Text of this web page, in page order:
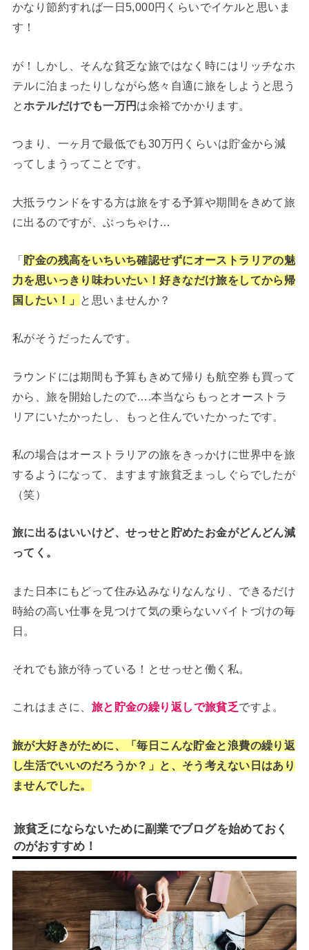
かなり節約すれば一日5,000円くらいでイケルと思いま
す！
が！しかし、そんな貧乏な旅ではなく時にはリッチなホ
テルに泊まったりしながら悠々自適に旅をしようと思う
とホテルだけでも一万円 は余裕でかかります。
つまり、一ヶ月で最低でも30万円くらいは貯金から減
ってしまうってことです。
大抵ラウンドをする方は旅をする予算や期間をきめて旅
に出るのですが、ぶっちゃけ…
「貯金の残高をいちいち確認せずにオーストラリアの魅
力を思いっきり味わいたい！好きなだけ旅をしてから帰
国したい！」 と思いませんか？
私がそうだったんです。
ラウンドには期間も予算もきめて帰りも航空券も買って
から、旅を開始したので….本当ならもっとオーストラ
リアにいたかったし、もっと住んでいたかったです。
私の場合はオーストラリアの旅をきっかけに世界中を旅
するようになって、ますます旅貧乏まっしぐらでしたが
（笑）
旅に出るはいいけど、せっせと貯めたお金がどんどん減
ってく。
また日本にもどって住み込みなりなんなり、できるだけ
時給の高い仕事を見つけて気の乗らないバイトづけの毎
日。
それでも旅が待っている！とせっせと働く私。
これはまさに、 旅と貯金の繰り返しで旅貧乏ですよ。
旅が大好きがために、「毎日こんな貯金と浪費の繰り返
し生活でいいのだろうか？」と、そう考えない日はあり
ませんでした。
旅貧乏にならないために副業でブログを始めておく
のがおすすめ！